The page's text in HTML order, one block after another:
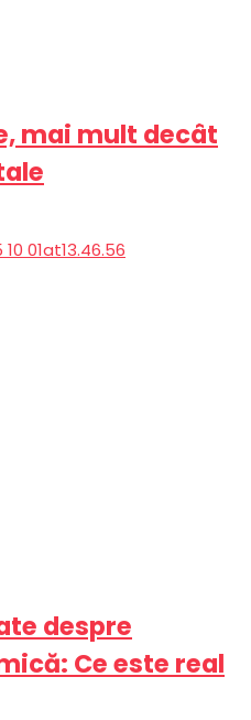
mai mult decât
despre
Ce este real